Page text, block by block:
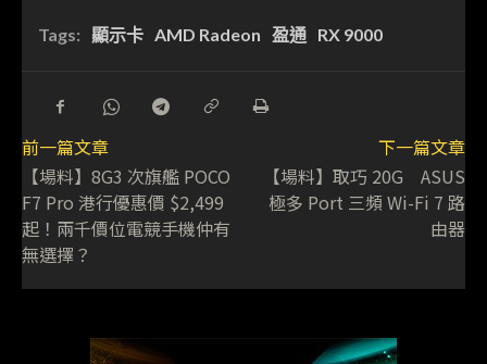
Tags: 顯示卡 AMD Radeon 盈通 RX 9000
前一篇文章
【場料】8G3 次旗艦 POCO
F7 Pro 港行優惠價 $2,499
起！兩千價位電競手機仲有
無選擇？
下一篇文章
【場料】取巧 20G ASUS
極多 Port 三頻 Wi-Fi 7 路
由器